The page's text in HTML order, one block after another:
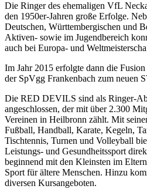
Die Ringer des ehemaligen VfL
den 1950er-Jahren große Erfolge.
Deutschen, Württembergischen und
Aktiven- sowie im Jugendbereich
auch bei Europa- und
Im Jahr 2015 erfolgte dann die
der SpVgg Frankenbach zum neuen
Die RED DEVILS sind als Ringer-
angeschlossen, der mit über 2.300
Vereinen in Heilbronn zählt. Mit
Fußball, Handball, Karate, Kegeln,
Tischtennis, Turnen und Volleyball
Leistungs- und Gesundheitssport
beginnend mit den Kleinsten im
Sport für ältere Menschen. Hinzu
diversen Kursangeboten.